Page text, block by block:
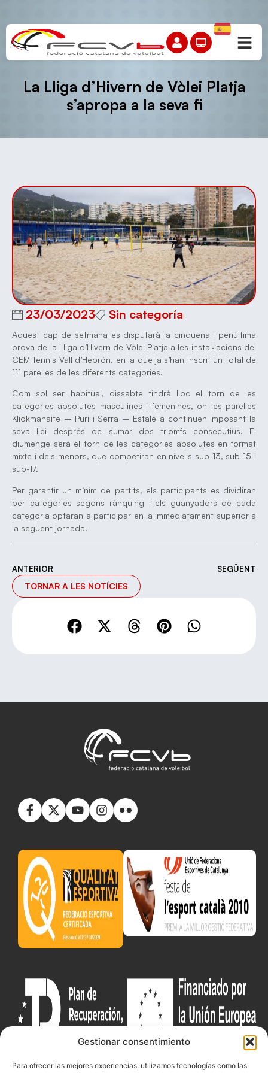
Gestionar consentimiento
Para ofrecer las mejores experiencias, utilizamos tecnologías como las
La Lliga d’Hivern de Vòlei Platja
s’apropa a la seva fi
23/03/2023 Sin categoría
Aquest cap de setmana es disputarà la cinquena i penúltima
prova de la Lliga d’Hivern de Vòlei Platja a les instal·lacions del
CEM Tennis Vall d’Hebrón, en la que ja s’han inscrit un total de
111 parelles de les diferents categories.
Com sol ser habitual, dissabte tindrà lloc el torn de les
categories absolutes masculines i femenines, on les parelles
Kliokmanaite – Puri i Serra – Estalella continuen imposant la
seva llei després de sumar dos triomfs consecutius. El
diumenge serà el torn de les categories absolutes en format
mixte i dels menors, que competiran en nivells sub-13, sub-15 i
sub-17.
Per garantir un mínim de partits, els participants es dividiran
per categories segons rànquing i els guanyadors de cada
categoria optaran a participar en la immediatament superior a
la següent jornada.
ANTERIOR SEGÜENT
TORNAR A LES NOTÍCIES